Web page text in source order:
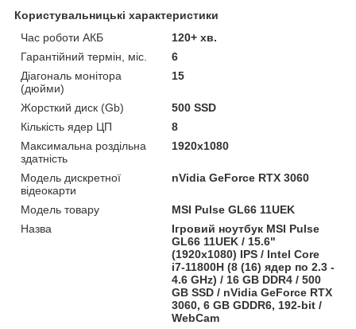
Користувальницькі характеристики
Час роботи АКБ
120+ хв.
Гарантійний термін, міс.
6
Діагональ монітора
(дюйми)
15
Жорсткий диск (Gb)
500 SSD
Кількість ядер ЦП
8
Максимальна роздільна
здатність
1920x1080
Модель дискретної
відеокарти
nVidia GeForce RTX 3060
Модель товару
MSI Pulse GL66 11UEK
Назва
Ігровий ноутбук MSI Pulse
GL66 11UEK / 15.6"
(1920x1080) IPS / Intel Core
i7-11800H (8 (16) ядeр по 2.3 -
4.6 GHz) / 16 GB DDR4 / 500
GB SSD / nVidia GeForce RTX
3060, 6 GB GDDR6, 192-bit /
WebCam